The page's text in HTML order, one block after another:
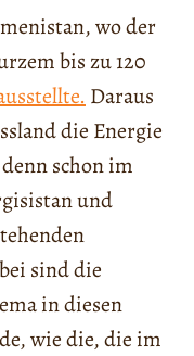
wo der
bis zu 120
Daraus
die Energie
schon im
und
sind die
in diesen
wie die, die im